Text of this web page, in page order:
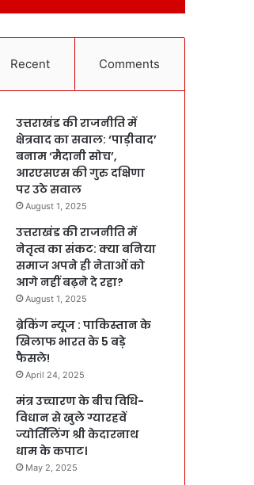
Recent Comments
उत्तराखंड की राजनीति में
क्षेत्रवाद का सवाल: ‘पाड़ीवाद’
बनाम ‘मैदानी सोच’,
आरएसएस की गुरु दक्षिणा
पर उठे सवाल
August 1, 2025
उत्तराखंड की राजनीति में
नेतृत्व का संकट: क्या बनिया
समाज अपने ही नेताओं को
आगे नहीं बढ़ने दे रहा?
August 1, 2025
ब्रेकिंग न्यूज : पाकिस्तान के
खिलाफ भारत के 5 बड़े
फैसले!
April 24, 2025
मंत्र उच्चारण के बीच विधि-
विधान से खुले ग्यारहवें
ज्योर्तिलिंग श्री केदारनाथ
धाम के कपाट।
May 2, 2025